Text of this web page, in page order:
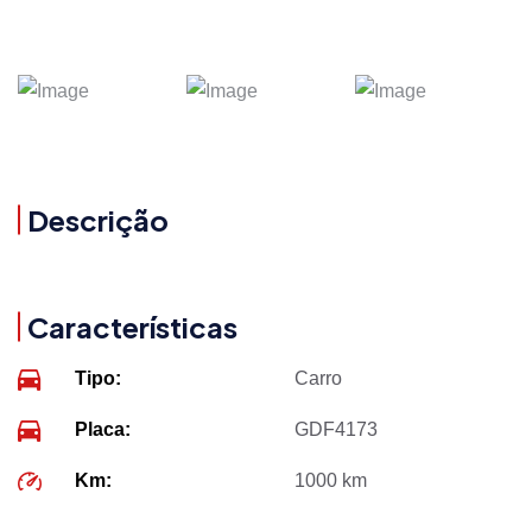
Descrição
Características
Tipo: Carro
Placa: GDF4173
Km: 1000 km